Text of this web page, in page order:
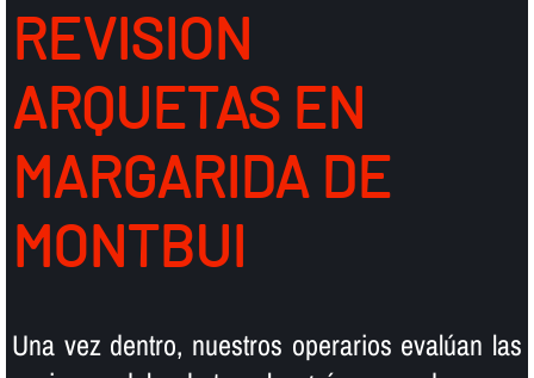
REVISION
ARQUETAS EN
MARGARIDA DE
MONTBUI
Una vez dentro, nuestros operarios evalúan las